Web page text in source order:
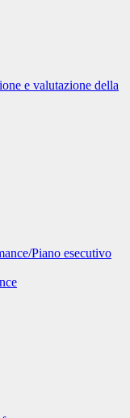
e valutazione della
Piano esecutivo